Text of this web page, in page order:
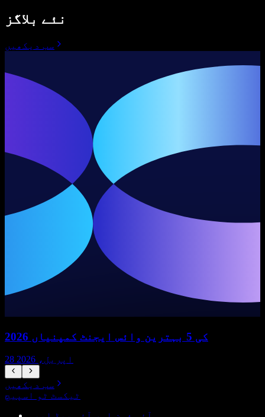
نئے بلاگز
سب دیکھیں
2026 کی 5 بہترین وائس ایجنٹ کمپنیاں
28 اپریل، 2026
سب دیکھیں
ٹیکسٹ ٹو اسپیچ